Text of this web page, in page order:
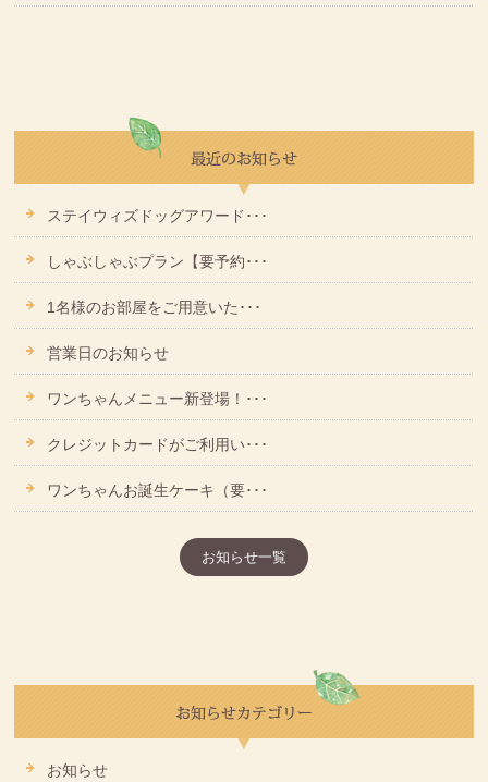
ステイウィズドッグアワード･･･
しゃぶしゃぶプラン【要予約･･･
1名様のお部屋をご用意いた･･･
営業日のお知らせ
ワンちゃんメニュー新登場！･･･
クレジットカードがご利用い･･･
ワンちゃんお誕生ケーキ（要･･･
お知らせ一覧
お知らせ